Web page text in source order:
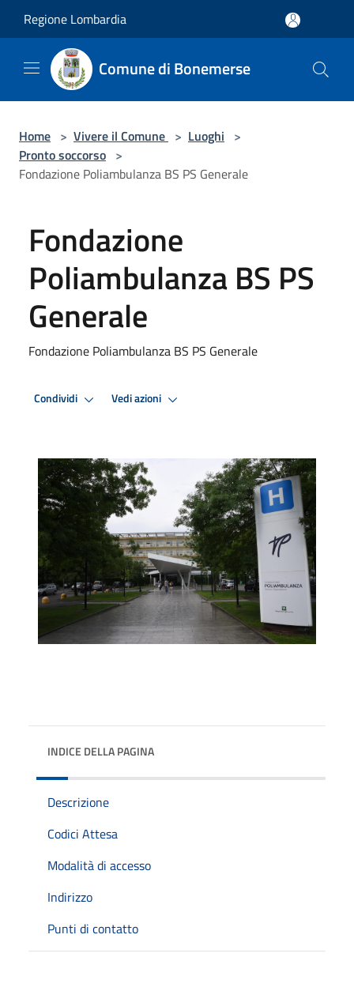
Regione Lombardia
Comune di Bonemerse
Home > Vivere il Comune > Luoghi >
Pronto soccorso >
Fondazione Poliambulanza BS PS Generale
Fondazione
Poliambulanza BS PS
Generale
Fondazione Poliambulanza BS PS Generale
Condividi Vedi azioni
INDICE DELLA PAGINA
Descrizione
Codici Attesa
Modalità di accesso
Indirizzo
Punti di contatto